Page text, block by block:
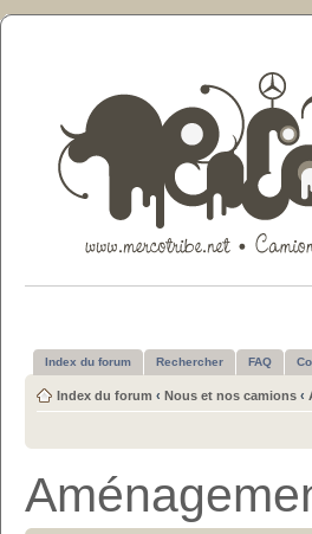
Index du forum Rechercher FAQ
Index du forum ‹ Nous et nos camions ‹